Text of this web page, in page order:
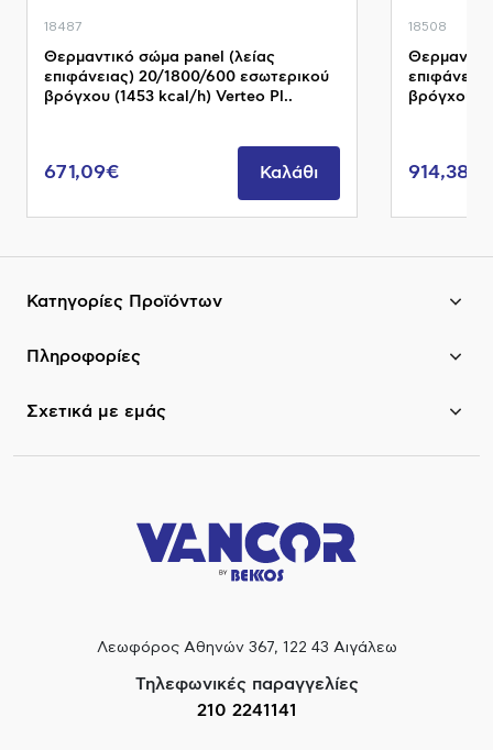
18487
Θερμαντικό σώμα panel (λείας
επιφάνειας) 20/1800/600 εσωτερικού
βρόγχου (1453 kcal/h) Verteo Pl..
671,09€ Καλάθι
18508
βρόγχου
914,38€
Κατηγορίες Προϊόντων
Πληροφορίες
Σχετικά με εμάς
Λεωφόρος Αθηνών 367, 122 43 Αιγάλεω
Τηλεφωνικές παραγγελίες
210 2241141